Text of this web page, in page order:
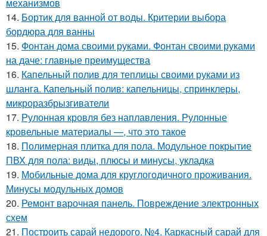
14. Бортик для ванной от воды. Критерии выбора
бордюра для ванны
15. Фонтан дома своими руками. Фонтан своими руками
на даче: главные преимущества
16. Капельный полив для теплицы своими руками из
шланга. Капельный полив: капельницы, спринклеры,
микроразбрызгиватели
17. Рулонная кровля без наплавления. Рулонные
кровельные материалы —, что это такое
18. Полимерная плитка для пола. Модульное покрытие
ПВХ для пола: виды, плюсы и минусы, укладка
19. Мобильные дома для круглогодичного проживания.
Минусы модульных домов
20. Ремонт варочная панель. Повреждение электронных
схем
21. Построить сарай недорого. №4. Каркасный сарай для